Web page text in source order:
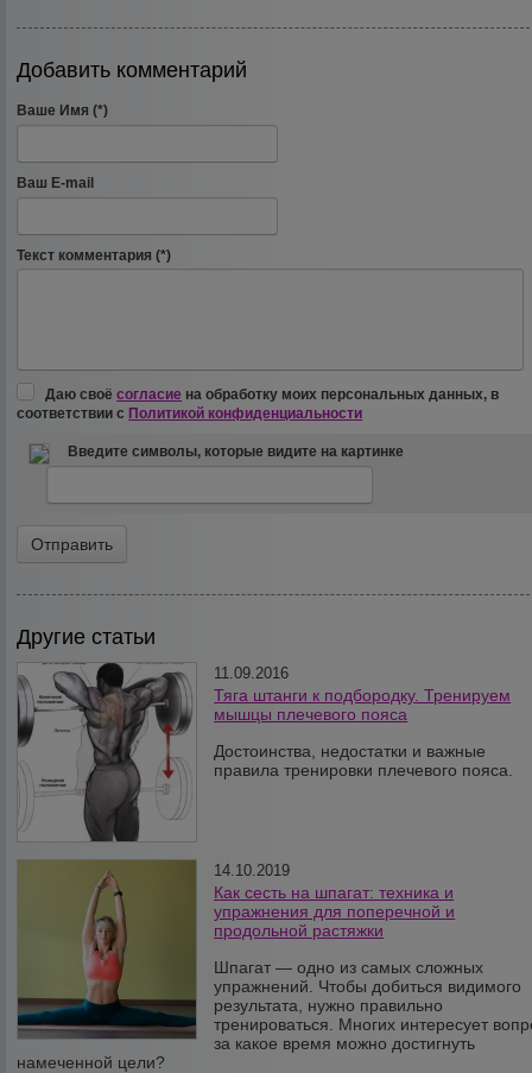
Добавить комментарий
Ваше Имя (*)
Ваш E-mail
Текст комментария (*)
Даю своёсогласие на обработку моих персональных данных, в
соответствии с Политикой конфиденциальности
Введите символы, которые видите на картинке
Другие статьи
11.09.2016
Тяга штанги к подбородку. Тренируем
мышцы плечевого пояса
Достоинства, недостатки и важные
правила тренировки плечевого пояса.
14.10.2019
Как сесть на шпагат: техника и
упражнения для поперечной и
продольной растяжки
Шпагат — одно из самых сложных
упражнений. Чтобы добиться видимого
результата, нужно правильно
тренироваться. Многих интересует
за какое время можно достигнуть
намеченной цели?